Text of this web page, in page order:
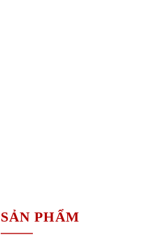
SẢN PHẨM